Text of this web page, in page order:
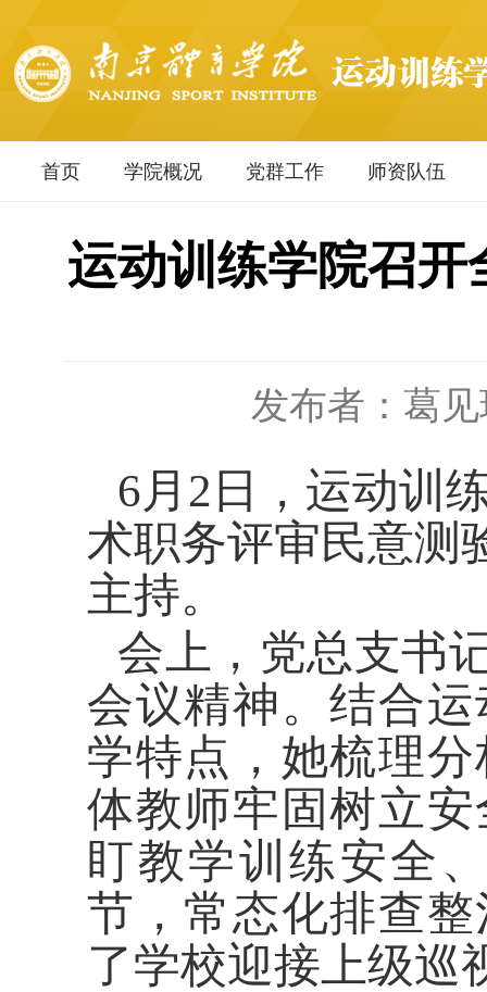
首页 学院概况 党群工作 师资队伍
运动训练学院召开
发布者：葛
6月2日，运动训
术职务评审民意测
主持。
会上，党总支书
会议精神。结合
学特点，她梳理
体教师牢固树立
盯教学训练安全
节，常态化排查
了学校迎接上级巡